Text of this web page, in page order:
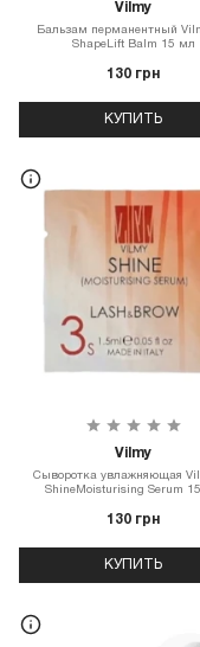
Vilmy
Бальзам перманентный
ShapeLift Balm 15 мл
130 грн
КУПИТЬ
Vilmy
Сыворотка увлажняющая
ShineMoisturising Serum
130 грн
КУПИТЬ